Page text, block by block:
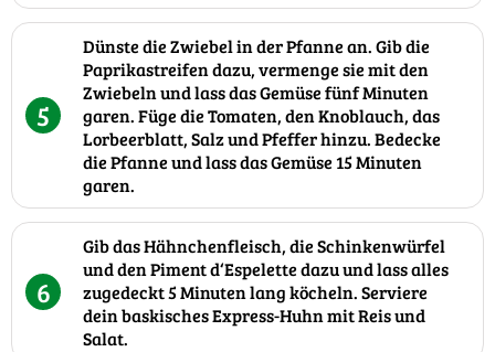
5
Dünste die Zwiebel in der Pfanne an. Gib die
Paprikastreifen dazu, vermenge sie mit den
Zwiebeln und lass das Gemüse fünf Minuten
garen. Füge die Tomaten, den Knoblauch, das
Lorbeerblatt, Salz und Pfeffer hinzu. Bedecke
die Pfanne und lass das Gemüse 15 Minuten
garen.
6
Gib das Hähnchenfleisch, die Schinkenwürfel
und den Piment d‘Espelette dazu und lass alles
zugedeckt 5 Minuten lang köcheln. Serviere
dein baskisches Express-Huhn mit Reis und
Salat.